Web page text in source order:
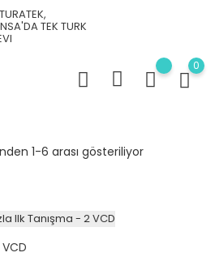
0
1-6 arası gösteriliyor